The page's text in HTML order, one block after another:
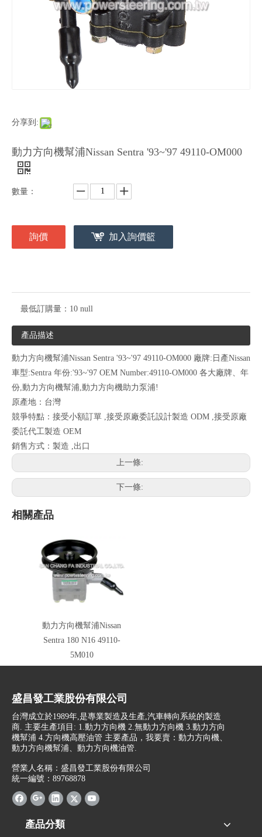
分享到:
動力方向機幫浦Nissan Sentra '93~'97 49110-OM000
數量：
詢價 加入詢價籃
最低訂購量： 10 null
產品描述
動力方向機幫浦Nissan Sentra '93~'97 49110-OM000 廠牌:日產Nissan
車型:Sentra 年份:'93~'97 OEM Number:49110-OM000 各大廠牌、年
份,動力方向機幫浦,動力方向機助力泵浦!
原產地：台灣
競爭特點：接受小額訂單 ,接受原廠委託設計製造 ODM ,接受原廠
委託代工製造 OEM
銷售方式：製造 ,出口
上一條:
下一條:
相關產品
動力方向機幫浦Nissan
Sentra 180 N16 49110-
5M010
盛昌發工業股份有限公司
台灣成立於1989年,是專業製造及生產,汽車轉向系統的製造
商. 主要生產項目: 1.動力方向機 2.無動力方向機 3.動力方向
機幫浦 4.方向機高壓油管 主要產品，我要賣：動力方向機、
動力方向機幫浦、動力方向機油管.
營業人名稱：盛昌發工業股份有限公司
統一編號：89768878
產品分類